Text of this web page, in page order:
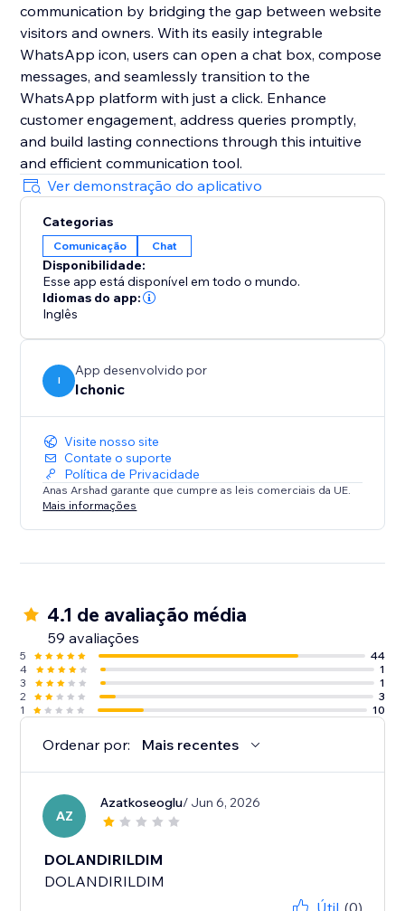
communication by bridging the gap between website
visitors and owners. With its easily integrable
WhatsApp icon, users can open a chat box, compose
messages, and seamlessly transition to the
WhatsApp platform with just a click. Enhance
customer engagement, address queries promptly,
and build lasting connections through this intuitive
and efficient communication tool.
Ver demonstração do aplicativo
Categorias
Comunicação Chat
Disponibilidade:
Esse app está disponível em todo o mundo.
Idiomas do app:
Inglês
I
App desenvolvido por
Ichonic
Visite nosso site
Contate o suporte
Política de Privacidade
Anas Arshad garante que cumpre as leis comerciais da UE.
Mais informações
4.1 de avaliação média
59 avaliações
5
44
4
1
3
1
2
3
1
10
Ordenar por: Mais recentes
AZ
Azatkoseoglu/ Jun 6, 2026
DOLANDIRILDIM
DOLANDIRILDIM